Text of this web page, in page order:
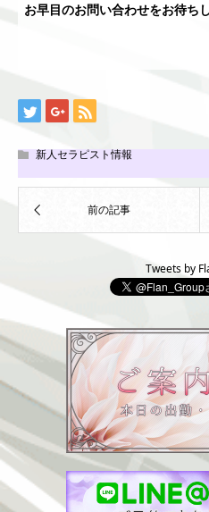
お早目のお問い合わせをお待ち
新人セラピスト情報
Tweets by